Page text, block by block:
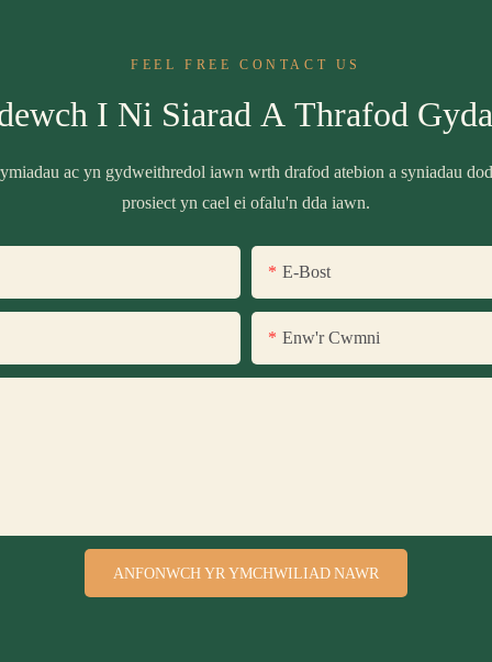
FEEL FREE CONTACT US
I Ni Siarad A Thrafod
ac yn gydweithredol iawn wrth drafod atebion a syniadau
prosiect yn cael ei ofalu'n dda iawn.
E-Bost
Enw'r Cwmni
ANFONWCH YR YMCHWILIAD NAWR